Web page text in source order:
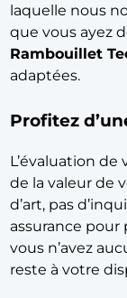
laquelle nous
que vous ayez
Rambouillet
adaptées.
Profitez
L’évaluation
de la valeur de
d’art, pas
assurance pour
vous n’avez
reste à votre